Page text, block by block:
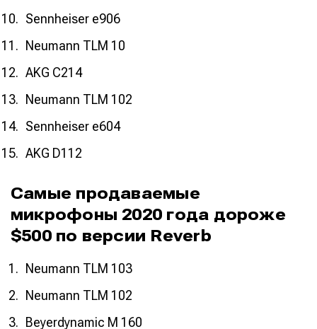
Sennheiser e906
Neumann TLM 10
AKG C214
Neumann TLM 102
Sennheiser e604
AKG D112
Самые продаваемые
микрофоны 2020 года дороже
$500 по версии Reverb
Neumann TLM 103
Neumann TLM 102
Beyerdynamic M 160